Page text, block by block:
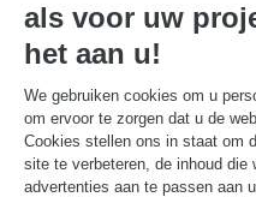
als voor uw
het aan u!
We gebruiken cookies om u
om ervoor te zorgen dat u de
Cookies stellen ons in staat om
site te verbeteren, de inhoud die
advertenties aan te passen aan
Ik selecteer mijn
datum en tijd